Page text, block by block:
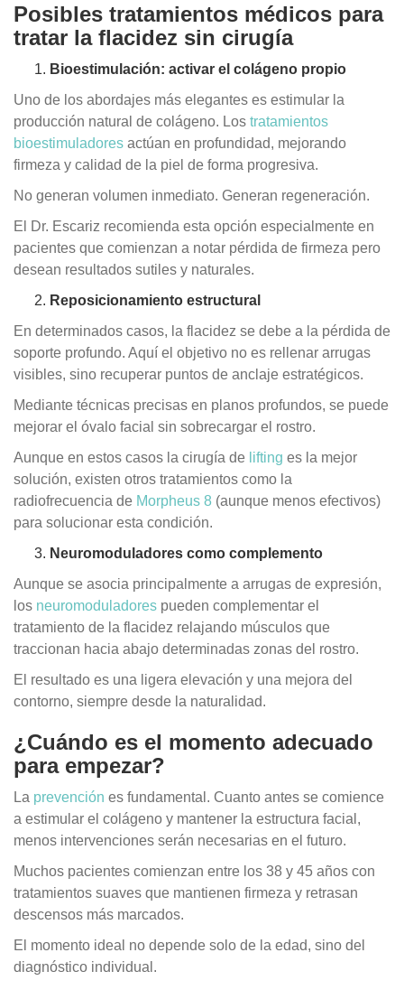
Posibles tratamientos médicos para
tratar la flacidez sin cirugía
Bioestimulación: activar el colágeno propio
Uno de los abordajes más elegantes es estimular la
producción natural de colágeno. Los tratamientos
bioestimuladores actúan en profundidad, mejorando
firmeza y calidad de la piel de forma progresiva.
No generan volumen inmediato. Generan regeneración.
El Dr. Escariz recomienda esta opción especialmente en
pacientes que comienzan a notar pérdida de firmeza pero
desean resultados sutiles y naturales.
Reposicionamiento estructural
En determinados casos, la flacidez se debe a la pérdida de
soporte profundo. Aquí el objetivo no es rellenar arrugas
visibles, sino recuperar puntos de anclaje estratégicos.
Mediante técnicas precisas en planos profundos, se puede
mejorar el óvalo facial sin sobrecargar el rostro.
Aunque en estos casos la cirugía de lifting es la mejor
solución, existen otros tratamientos como la
radiofrecuencia de Morpheus 8 (aunque menos efectivos)
para solucionar esta condición.
Neuromoduladores como complemento
Aunque se asocia principalmente a arrugas de expresión,
los neuromoduladores pueden complementar el
tratamiento de la flacidez relajando músculos que
traccionan hacia abajo determinadas zonas del rostro.
El resultado es una ligera elevación y una mejora del
contorno, siempre desde la naturalidad.
¿Cuándo es el momento adecuado
para empezar?
La prevención es fundamental. Cuanto antes se comience
a estimular el colágeno y mantener la estructura facial,
menos intervenciones serán necesarias en el futuro.
Muchos pacientes comienzan entre los 38 y 45 años con
tratamientos suaves que mantienen firmeza y retrasan
descensos más marcados.
El momento ideal no depende solo de la edad, sino del
diagnóstico individual.